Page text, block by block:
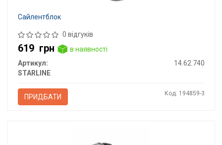
Сайлентблок
0 відгуків
619 грн
в наявності
Артикул:
14.62.740
STARLINE
ПРИДБАТИ Код: 194859-3